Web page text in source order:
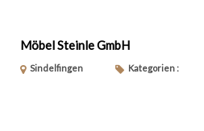
Möbel Steinle GmbH
Sindelfingen Kategorien :